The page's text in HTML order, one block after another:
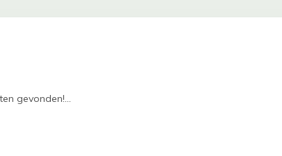
gevonden!...